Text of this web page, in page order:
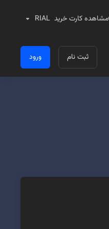
مشاهده کارت خرید RIAL
ثبت نام ورود